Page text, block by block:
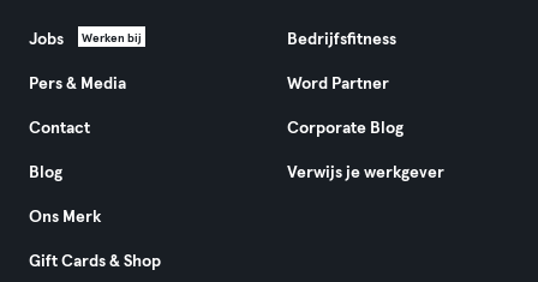
Jobs Werken bij
Pers & Media
Contact
Blog
Ons Merk
Gift Cards & Shop
Bedrijfsfitness
Word Partner
Corporate Blog
Verwijs je werkgever